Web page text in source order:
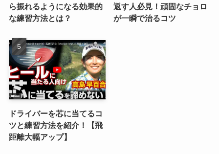
ら振れるようになる効果的
な練習方法とは？
返す人必見！頑固なチョロ
が一瞬で治るコツ
ドライバーを芯に当てるコ
ツと練習方法を紹介！【飛
距離大幅アップ】